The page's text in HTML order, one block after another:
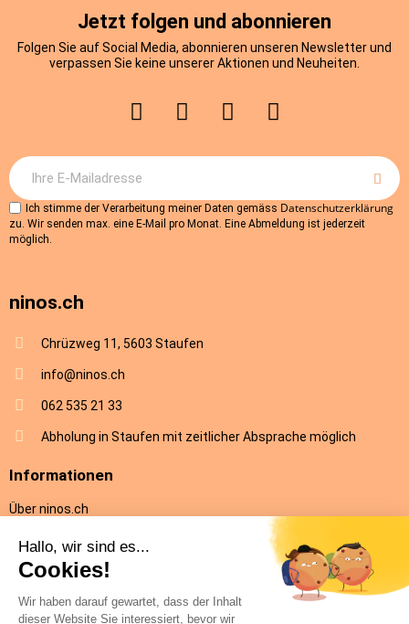
Jetzt folgen und abonnieren
Folgen Sie auf Social Media, abonnieren unseren Newsletter und
verpassen Sie keine unserer Aktionen und Neuheiten.
Ich stimme der Verarbeitung meiner Daten gemäss Datenschutzerklärung
zu. Wir senden max. eine E-Mail pro Monat. Eine Abmeldung ist jederzeit
möglich.
ninos.ch
Chrüzweg 11, 5603 Staufen
info@ninos.ch
062 535 21 33
Abholung in Staufen mit zeitlicher Absprache möglich
Informationen
Über ninos.ch
AGB
Versandkosten & Lieferung
Rückgabe